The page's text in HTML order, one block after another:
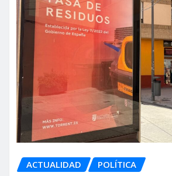
ACTUALIDAD POLÍTICA